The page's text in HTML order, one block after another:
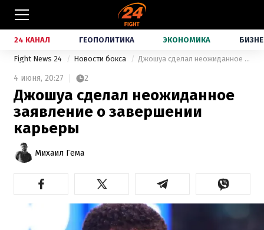
24 КАНАЛ ГЕОПОЛИТИКА ЭКОНОМИКА
Fight News 24 Новости бокса Джошуа сделал неожиданное заявление о завершении карьеры
4 июня, 20:27 2
Джошуа сделал неожиданное
заявление о завершении
карьеры
Михаил Гема